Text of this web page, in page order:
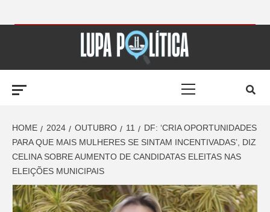
LUPA
POLÍTICA –
AMPLIANDO A
NOTÍCIA
HOME 2024 OUTUBRO 11
DF: ‘CRIA OPORTUNIDADES
PARA QUE MAIS MULHERES SE SINTAM INCENTIVADAS’, DIZ
CELINA SOBRE AUMENTO DE CANDIDATAS ELEITAS NAS
ELEIÇÕES MUNICIPAIS